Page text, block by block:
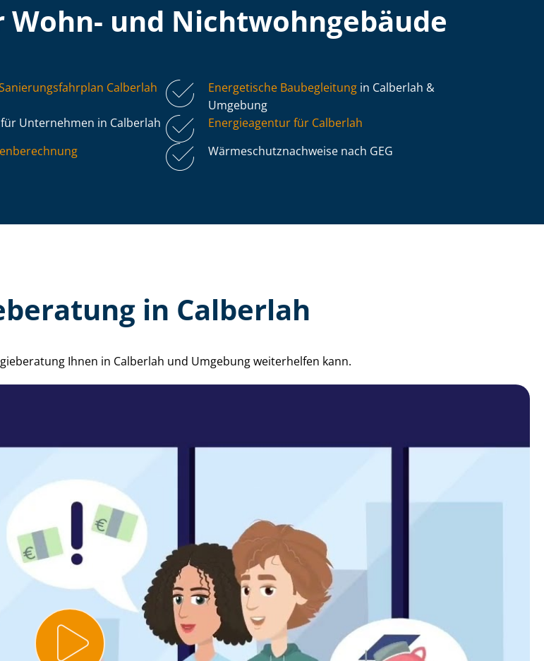
und Nicht­wohn­ge­bäu­de
Calberlah Energetische Baubegleitung in Calberlah &
Umgebung
für Unternehmen in Calberlah
Energieagentur für Calberlah
Wär­me­schutz­nach­wei­se nach GEG
in Calberlah
Ihnen in Calberlah und Umgebung weiterhelfen kann.